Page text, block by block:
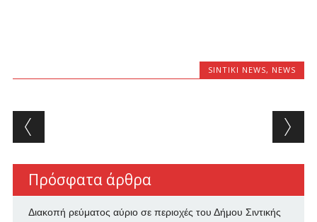
SINTIKI NEWS, NEWS
Post navigation
Πρόσφατα άρθρα
Διακοπή ρεύματος αύριο σε περιοχές του Δήμου Σιντικής